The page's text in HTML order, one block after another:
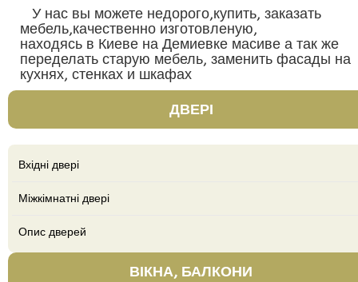
У нас вы можете недорого,купить, заказать
мебель,качественно изготовленую,
находясь в Киеве на Демиевке масиве а так же
переделать старую мебель, заменить фасады на
кухнях, стенках и шкафах
ДВЕРІ
Вхідні двері
Міжкімнатні двері
Опис дверей
ВІКНА, БАЛКОНИ